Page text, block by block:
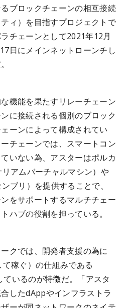
ブロックチェーンの相互接続
ティ）を目指すプロジェクトで
チェーンとして2021年12月
日にメインネットローンチし
機能を果たすリレーチェーン
に接続される個別のブロック
ーンによって構成されてい
チェーンでは、スマートコン
いない為、アスターはポルカ
リアムバーチャルマシン）や
ブリ）を提供することで、
をサポートするマルチチェー
ハブの役割を担っている。
クでは、開発者支援の為に
稼ぐ）の仕組みである
いるのが特徴だ。「アスタ
したdAppやインフラストラ